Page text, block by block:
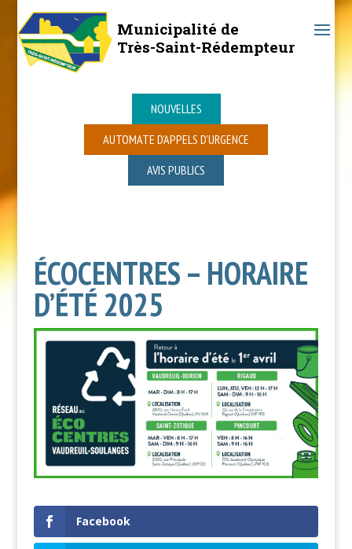
Municipalité de
Très-Saint-Rédempteur
NOUVELLES
AUTOMATE D’APPELS D’URGENCE
AVIS PUBLICS
ÉCOCENTRES – HORAIRE
D’ÉTÉ 2025
Facebook